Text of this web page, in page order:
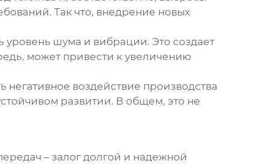
Так что, внедрение новых
уровень шума и вибрации. Это создает
может привести к увеличению
негативное воздействие производства
развитии. В общем, это не
– залог долгой и надежной